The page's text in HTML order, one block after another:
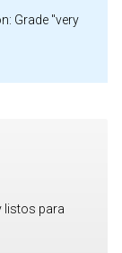
Grade "very
listos para